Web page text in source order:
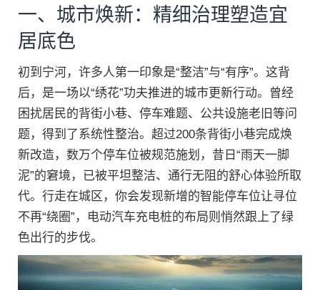
一、城市焕新：精细治理塑造宜
居底色
初到宁河，许多人第一印象是“整洁”与“有序”。这背
后，是一场以“绣花”功夫推进的城市更新行动。曾经
困扰居民的背街小巷、停车难题、公共设施老旧等问
题，得到了系统性整治。超过200条背街小巷完成焕
新改造，数万个停车位被规范施划，昔日“雨天一脚
泥”的窘境，已被平坦整洁、通行无阻的舒心体验所取
代。行走在城区，你会发现新增的智能停车位让寻位
不再“绕圈”，电动汽车充电桩的布局则悄然跟上了绿
色出行的步伐。